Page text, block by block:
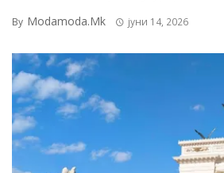
By Modamoda.mk јуни 14, 2026